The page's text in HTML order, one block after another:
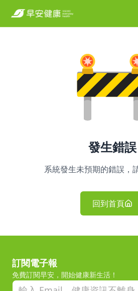
發生錯誤
系統發生未預期的錯誤，
回到首頁
訂閱電子報
免費訂閱早安，開始健康新生活！